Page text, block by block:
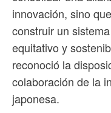
innovación, sino
construir un
equitativo y
reconoció la
colaboración de la
japonesa.